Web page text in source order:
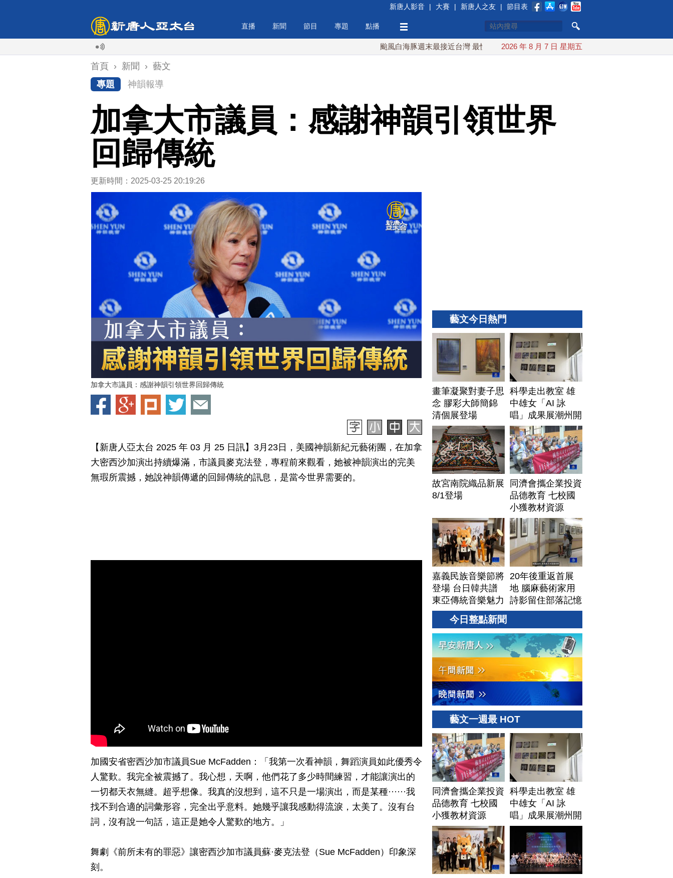
新唐人影音 | 大賽 | 新唐人之友 | 節目表
直播 新聞 節目 專題 點播
颱風白海豚週末最接近台灣 最快9日可能登陸中國 台灣漢光首結合城鎮演習 AIT連續發文讚
2026 年 8 月 7 日 星期五
首頁 › 新聞 › 藝文
專題
神韻報導
加拿大市議員：感謝神韻引領世界
回歸傳統
更新時間：2025-03-25 20:19:26
加拿大市議員：感謝神韻引領世界回歸傳統
【新唐人亞太台 2025 年 03 月 25 日訊】3月23日，美國神韻新紀元藝術團，在加拿
大密西沙加演出持續爆滿，市議員麥克法登，專程前來觀看，她被神韻演出的完美
無瑕所震撼，她說神韻傳遞的回歸傳統的訊息，是當今世界需要的。
加國安省密西沙加市議員Sue McFadden：「我第一次看神韻，舞蹈演員如此優秀令
人驚歎。我完全被震撼了。我心想，天啊，他們花了多少時間練習，才能讓演出的
一切都天衣無縫。超乎想像。我真的沒想到，這不只是一場演出，而是某種······我
找不到合適的詞彙形容，完全出乎意料。她幾乎讓我感動得流淚，太美了。沒有台
詞，沒有說一句話，這正是她令人驚歎的地方。」
舞劇《前所未有的罪惡》讓密西沙加市議員蘇·麥克法登（Sue McFadden）印象深
刻。
藝文今日熱門
畫筆凝聚對妻子思
念 膠彩大師簡錦
清個展登場
科學走出教室 雄
中雄女「AI 詠
唱」成果展潮州開
展
故宮南院織品新展
8/1登場
同濟會攜企業投資
品德教育 七校國
小獲教材資源
嘉義民族音樂節將
登場 台日韓共譜
東亞傳統音樂魅力
20年後重返首展
地 腦麻藝術家用
詩影留住部落記憶
今日整點新聞
藝文一週最 HOT
同濟會攜企業投資
品德教育 七校國
小獲教材資源
科學走出教室 雄
中雄女「AI 詠
唱」成果展潮州開
展